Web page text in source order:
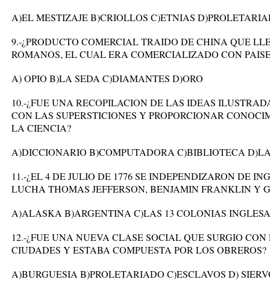
A)EL MESTIZAJE B)CRIOLLOS C)ETNIAS
9.-¿PRODUCTO COMERCIAL TRAIDO DE CHINA QUE
ROMANOS, EL CUAL ERA COMERCIALIZADO CON
A) OPIO B)LA SEDA C)DIAMANTES D)ORO
10.-¿FUE UNA RECOPILACION DE LAS IDEAS
CON LAS SUPERSTICIONES Y PROPORCIONAR
LA CIENCIA?
A)DICCIONARIO B)COMPUTADORA C)BIBLIOTECA
11.-¿EL 4 DE JULIO DE 1776 SE INDEPENDIZARON DE
LUCHA THOMAS JEFFERSON, BENJAMIN FRANKLIN Y
A)ALASKA B)ARGENTINA C)LAS 13 COLONIAS
12.-¿FUE UNA NUEVA CLASE SOCIAL QUE SURGIO
CIUDADES Y ESTABA COMPUESTA POR LOS OBREROS?
A)BURGUESIA B)PROLETARIADO C)ESCLAVOS D)